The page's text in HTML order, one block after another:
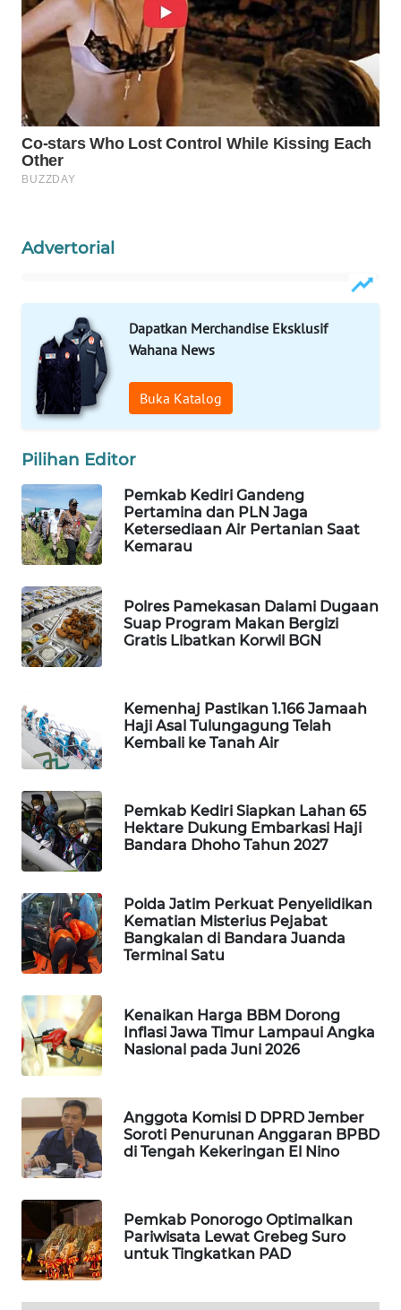
Advertorial
Dapatkan Merchandise Eksklusif
Wahana News
Buka Katalog
Pilihan Editor
Pemkab Kediri Gandeng
Pertamina dan PLN Jaga
Ketersediaan Air Pertanian Saat
Kemarau
Polres Pamekasan Dalami Dugaan
Suap Program Makan Bergizi
Gratis Libatkan Korwil BGN
Kemenhaj Pastikan 1.166 Jamaah
Haji Asal Tulungagung Telah
Kembali ke Tanah Air
Pemkab Kediri Siapkan Lahan 65
Hektare Dukung Embarkasi Haji
Bandara Dhoho Tahun 2027
Polda Jatim Perkuat Penyelidikan
Kematian Misterius Pejabat
Bangkalan di Bandara Juanda
Terminal Satu
Kenaikan Harga BBM Dorong
Inflasi Jawa Timur Lampaui Angka
Nasional pada Juni 2026
Anggota Komisi D DPRD Jember
Soroti Penurunan Anggaran BPBD
di Tengah Kekeringan El Nino
Pemkab Ponorogo Optimalkan
Pariwisata Lewat Grebeg Suro
untuk Tingkatkan PAD
WAHANA
KONSUMEN
WAHANA
LISTRIK
WAHANA
TRAVEL
TV
WAHANANEWS
ID
WAHANANEWS
CO ID
WAHANANEWS
NET
WAHANA
SPORT
WAHANA
UMKM
WAHANA
SELEB
PERSONA
WAHANA
WAHANA
HEALTH
WAHANA
DESA
WISATA
WAHANA
Wahana
Network
KONSUMEN
LISTRIK
MASYARAKAT
KELISTRIKAN
WALINKI
ID